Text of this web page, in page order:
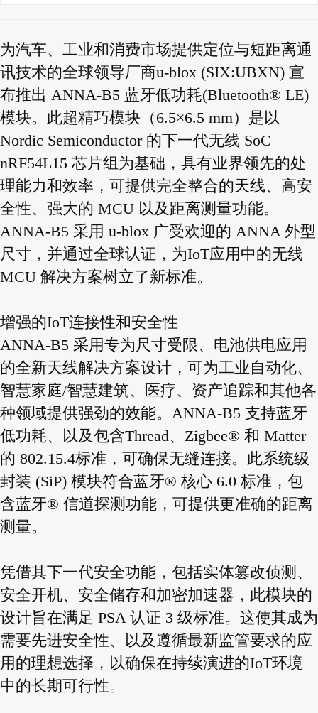
为汽车、工业和消费市场提供定位与短距离通
讯技术的全球领导厂商u-blox (SIX:UBXN) 宣
布推出 ANNA-B5 蓝牙低功耗(Bluetooth® LE)
模块。此超精巧模块（6.5×6.5 mm）是以
Nordic Semiconductor 的下一代无线 SoC
nRF54L15 芯片组为基础，具有业界领先的处
理能力和效率，可提供完全整合的天线、高安
全性、强大的 MCU 以及距离测量功能。
ANNA-B5 采用 u-blox 广受欢迎的 ANNA 外型
尺寸，并通过全球认证，为IoT应用中的无线
MCU 解决方案树立了新标准。
增强的IoT连接性和安全性
ANNA-B5 采用专为尺寸受限、电池供电应用
的全新天线解决方案设计，可为工业自动化、
智慧家庭/智慧建筑、医疗、资产追踪和其他各
种领域提供强劲的效能。ANNA-B5 支持蓝牙
低功耗、以及包含Thread、Zigbee® 和 Matter
的 802.15.4标准，可确保无缝连接。此系统级
封装 (SiP) 模块符合蓝牙® 核心 6.0 标准，包
含蓝牙® 信道探测功能，可提供更准确的距离
测量。
凭借其下一代安全功能，包括实体篡改侦测、
安全开机、安全储存和加密加速器，此模块的
设计旨在满足 PSA 认证 3 级标准。这使其成为
需要先进安全性、以及遵循最新监管要求的应
用的理想选择，以确保在持续演进的IoT环境
中的长期可行性。